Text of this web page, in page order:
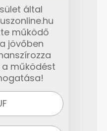
által
működő
jövőben
a működést